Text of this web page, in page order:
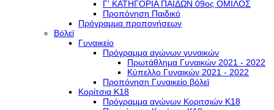
Γ' ΚΑΤΗΓΟΡΙΑ ΠΑΙΔΩΝ 09ος ΟΜΙΛΟΣ
Προπόνηση Παιδικό
Πρόγραμμα προπονήσεων
Βόλεϊ
Γυναικείο
Πρόγραμμα αγώνων γυναικών
Πρωτάθλημα Γυναικών 2021 - 2022
Κύπελλο Γυναικών 2021 - 2022
Προπόνηση Γυναικείο βόλεϊ
Κορίτσια Κ18
Πρόγραμμα αγώνων Κοριτσιών Κ18